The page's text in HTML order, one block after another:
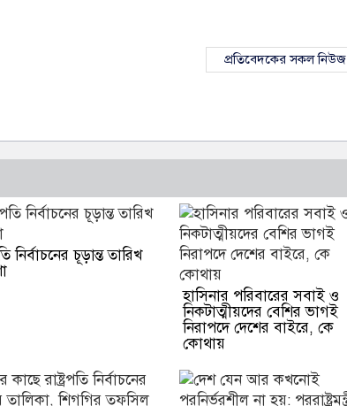
প্রতিবেদকের সকল নিউজ
নির্বাচনের চূড়ান্ত তারিখ
হাসিনার পরিবারের সবাই ও
নিকটাত্মীয়দের বেশির ভাগই
নিরাপদে দেশের বাইরে, কে
কোথায়